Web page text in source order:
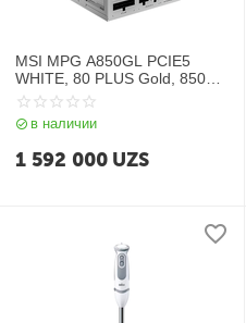
MSI MPG A850GL PCIE5
WHITE, 80 PLUS Gold, 850W
Power Supply
в наличии
1 592 000 UZS